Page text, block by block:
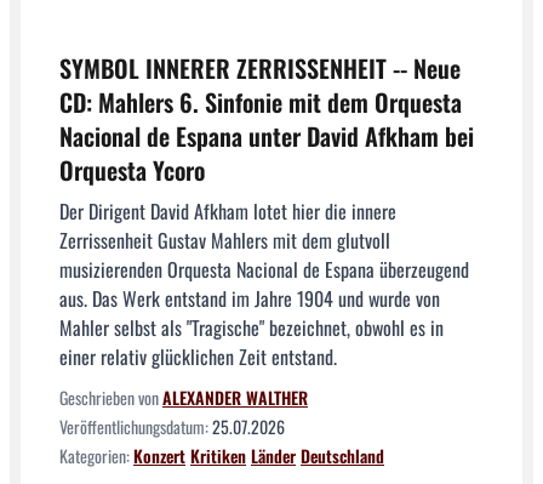
SYMBOL INNERER ZERRISSENHEIT -- Neue
CD: Mahlers 6. Sinfonie mit dem Orquesta
Nacional de Espana unter David Afkham bei
Orquesta Ycoro
Der Dirigent David Afkham lotet hier die innere
Zerrissenheit Gustav Mahlers mit dem glutvoll
musizierenden Orquesta Nacional de Espana überzeugend
aus. Das Werk entstand im Jahre 1904 und wurde von
Mahler selbst als "Tragische" bezeichnet, obwohl es in
einer relativ glücklichen Zeit entstand.
Geschrieben vonALEXANDER WALTHER
Veröffentlichungsdatum:25.07.2026
Kategorien:KonzertKritikenLänderDeutschland